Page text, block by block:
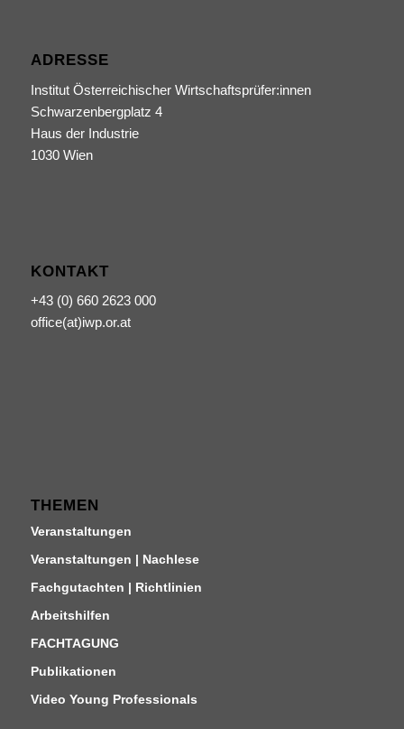
ADRESSE
Institut Österreichischer Wirtschaftsprüfer:innen
Schwarzenbergplatz 4
Haus der Industrie
1030 Wien
KONTAKT
+43 (0) 660 2623 000
office(at)iwp.or.at
THEMEN
Veranstaltungen
Veranstaltungen | Nachlese
Fachgutachten | Richtlinien
Arbeitshilfen
FACHTAGUNG
Publikationen
Video Young Professionals